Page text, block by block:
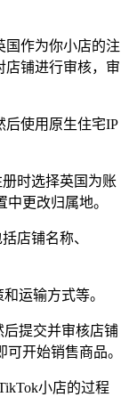
国作为你小店的注
店铺进行审核，审
后使用原生住宅IP
时选择英国为账
更改归属地。
店铺名称、
运输方式等。
提交并审核店铺
开始销售商品。
小店的过程